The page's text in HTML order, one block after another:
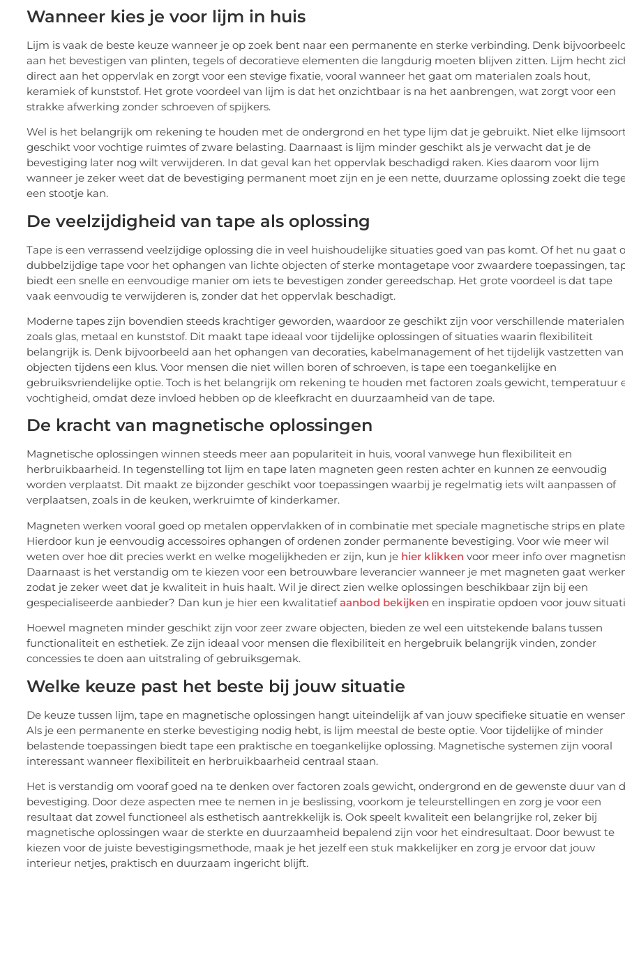
Wanneer kies je voor lijm in huis
Lijm is vaak de beste keuze wanneer je op zoek bent naar een permanente en sterke verbinding. Denk
aan het bevestigen van plinten, tegels of decoratieve elementen die langdurig moeten blijven zitten. Lijm hecht
direct aan het oppervlak en zorgt voor een stevige fixatie, vooral wanneer het gaat om materialen zoals hout,
keramiek of kunststof. Het grote voordeel van lijm is dat het onzichtbaar is na het aanbrengen, wat zorgt voor een
strakke afwerking zonder schroeven of spijkers.
Wel is het belangrijk om rekening te houden met de ondergrond en het type lijm dat je gebruikt. Niet elke
geschikt voor vochtige ruimtes of zware belasting. Daarnaast is lijm minder geschikt als je verwacht dat je de
bevestiging later nog wilt verwijderen. In dat geval kan het oppervlak beschadigd raken. Kies daarom voor lijm
wanneer je zeker weet dat de bevestiging permanent moet zijn en je een nette, duurzame oplossing zoekt die
een stootje kan.
De veelzijdigheid van tape als oplossing
Tape is een verrassend veelzijdige oplossing die in veel huishoudelijke situaties goed van pas komt. Of het nu gaat
dubbelzijdige tape voor het ophangen van lichte objecten of sterke montagetape voor zwaardere toepassingen,
biedt een snelle en eenvoudige manier om iets te bevestigen zonder gereedschap. Het grote voordeel is dat tape
vaak eenvoudig te verwijderen is, zonder dat het oppervlak beschadigt.
Moderne tapes zijn bovendien steeds krachtiger geworden, waardoor ze geschikt zijn voor verschillende materialen
zoals glas, metaal en kunststof. Dit maakt tape ideaal voor tijdelijke oplossingen of situaties waarin flexibiliteit
belangrijk is. Denk bijvoorbeeld aan het ophangen van decoraties, kabelmanagement of het tijdelijk vastzetten van
objecten tijdens een klus. Voor mensen die niet willen boren of schroeven, is tape een toegankelijke en
gebruiksvriendelijke optie. Toch is het belangrijk om rekening te houden met factoren zoals gewicht, temperatuur
vochtigheid, omdat deze invloed hebben op de kleefkracht en duurzaamheid van de tape.
De kracht van magnetische oplossingen
Magnetische oplossingen winnen steeds meer aan populariteit in huis, vooral vanwege hun flexibiliteit en
herbruikbaarheid. In tegenstelling tot lijm en tape laten magneten geen resten achter en kunnen ze eenvoudig
worden verplaatst. Dit maakt ze bijzonder geschikt voor toepassingen waarbij je regelmatig iets wilt aanpassen of
verplaatsen, zoals in de keuken, werkruimte of kinderkamer.
Magneten werken vooral goed op metalen oppervlakken of in combinatie met speciale magnetische strips en
Hierdoor kun je eenvoudig accessoires ophangen of ordenen zonder permanente bevestiging. Voor wie meer wil
weten over hoe dit precies werkt en welke mogelijkheden er zijn, kun je hier klikken voor meer info over
Daarnaast is het verstandig om te kiezen voor een betrouwbare leverancier wanneer je met magneten gaat
zodat je zeker weet dat je kwaliteit in huis haalt. Wil je direct zien welke oplossingen beschikbaar zijn bij een
gespecialiseerde aanbieder? Dan kun je hier een kwalitatiefaanbod bekijken en inspiratie opdoen voor jouw
Hoewel magneten minder geschikt zijn voor zeer zware objecten, bieden ze wel een uitstekende balans tussen
functionaliteit en esthetiek. Ze zijn ideaal voor mensen die flexibiliteit en hergebruik belangrijk vinden, zonder
concessies te doen aan uitstraling of gebruiksgemak.
Welke keuze past het beste bij jouw situatie
De keuze tussen lijm, tape en magnetische oplossingen hangt uiteindelijk af van jouw specifieke situatie en
Als je een permanente en sterke bevestiging nodig hebt, is lijm meestal de beste optie. Voor tijdelijke of minder
belastende toepassingen biedt tape een praktische en toegankelijke oplossing. Magnetische systemen zijn vooral
interessant wanneer flexibiliteit en herbruikbaarheid centraal staan.
Het is verstandig om vooraf goed na te denken over factoren zoals gewicht, ondergrond en de gewenste duur van
bevestiging. Door deze aspecten mee te nemen in je beslissing, voorkom je teleurstellingen en zorg je voor een
resultaat dat zowel functioneel als esthetisch aantrekkelijk is. Ook speelt kwaliteit een belangrijke rol, zeker bij
magnetische oplossingen waar de sterkte en duurzaamheid bepalend zijn voor het eindresultaat. Door bewust te
kiezen voor de juiste bevestigingsmethode, maak je het jezelf een stuk makkelijker en zorg je ervoor dat jouw
interieur netjes, praktisch en duurzaam ingericht blijft.